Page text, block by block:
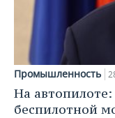
Промышленность
На автопилоте:
беспилотной